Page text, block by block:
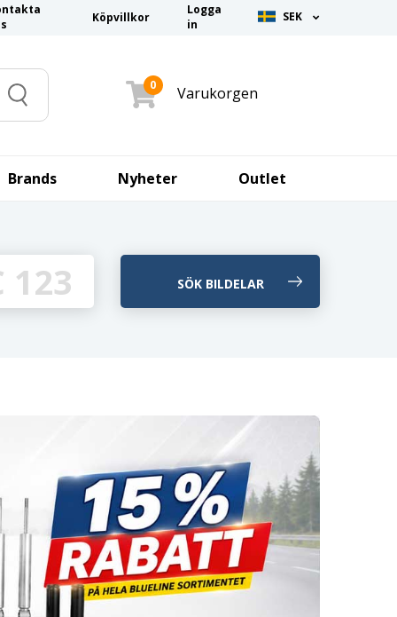
Köpvillkor
Logga
in
SEK
Search
0 Varukorgen
Brands Nyheter Outlet